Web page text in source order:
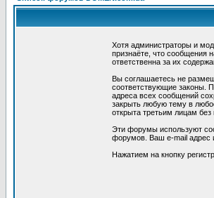
Хотя администраторы и
признаёте, что сообщения
ответственна за их
Вы соглашаетесь не
соответствующие законы.
адреса всех сообщений
закрыть любую тему в
открыта третьим лицам
Эти форумы используют
форумов. Ваш e-mail адрес
Нажатием на кнопку